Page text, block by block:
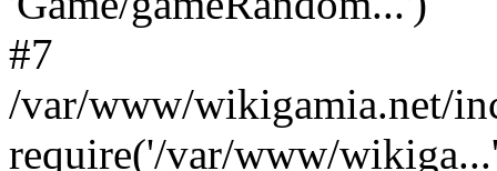
#7
/var/www/wikigamia.net/
require('/var/www/